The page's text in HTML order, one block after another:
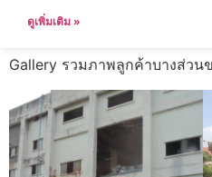
ดูเพิ่มเติม »
Gallery รวมภาพลูกค้าบางส่วนข